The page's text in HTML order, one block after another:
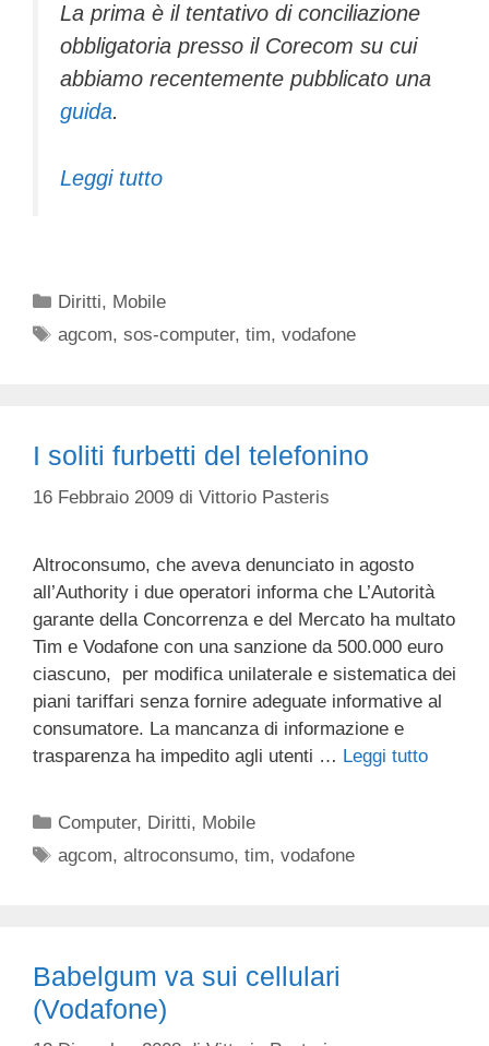
La prima è il tentativo di conciliazione
obbligatoria presso il Corecom su cui
abbiamo recentemente pubblicato una
guida.
Leggi tutto
Categorie
Diritti, Mobile
Tag
agcom,sos-computer,tim,vodafone
I soliti furbetti del telefonino
16 Febbraio 2009 di Vittorio Pasteris
Altroconsumo, che aveva denunciato in agosto
all’Authority i due operatori informa che L’Autorità
garante della Concorrenza e del Mercato ha multato
Tim e Vodafone con una sanzione da 500.000 euro
ciascuno, per modifica unilaterale e sistematica dei
piani tariffari senza fornire adeguate informative al
consumatore. La mancanza di informazione e
trasparenza ha impedito agli utenti … Leggi tutto
Categorie
Computer, Diritti, Mobile
Tag
agcom,altroconsumo,tim,vodafone
Babelgum va sui cellulari
(Vodafone)